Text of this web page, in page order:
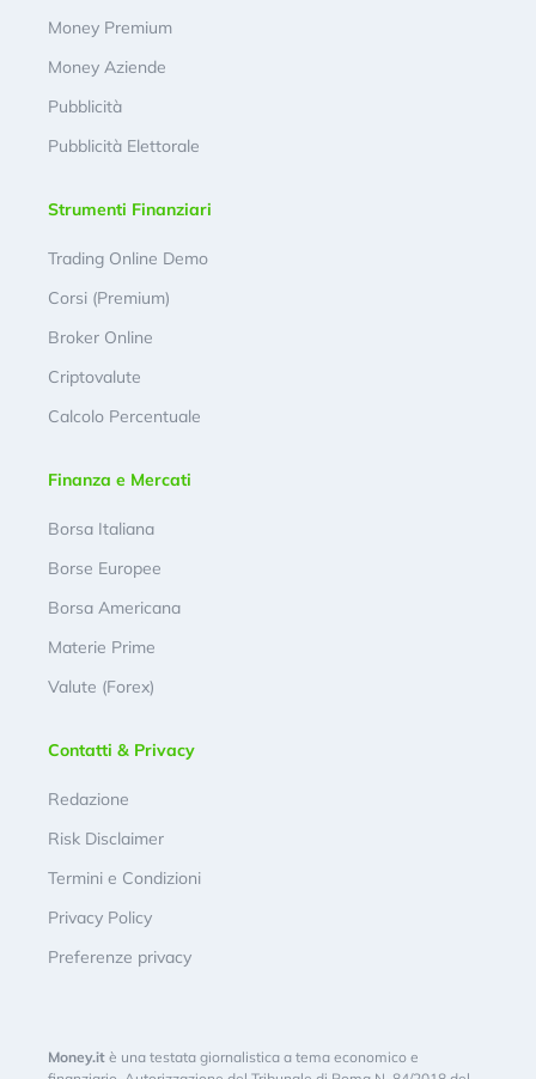
Money Premium
Money Aziende
Pubblicità
Pubblicità Elettorale
Strumenti Finanziari
Trading Online Demo
Corsi (Premium)
Broker Online
Criptovalute
Calcolo Percentuale
Finanza e Mercati
Borsa Italiana
Borse Europee
Borsa Americana
Materie Prime
Valute (Forex)
Contatti & Privacy
Redazione
Risk Disclaimer
Termini e Condizioni
Privacy Policy
Preferenze privacy
Money.it è una testata giornalistica a tema economico e